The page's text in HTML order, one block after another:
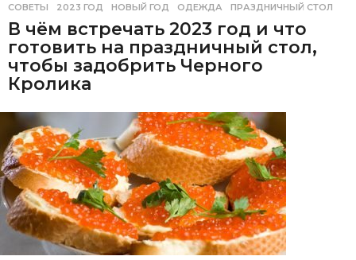
СОВЕТЫ 2023 ГОД ,НОВЫЙ ГОД ,ОДЕЖДА ,ПРАЗДНИЧНЫЙ СТОЛ
В чём встречать 2023 год и что
готовить на праздничный стол,
чтобы задобрить Черного
Кролика